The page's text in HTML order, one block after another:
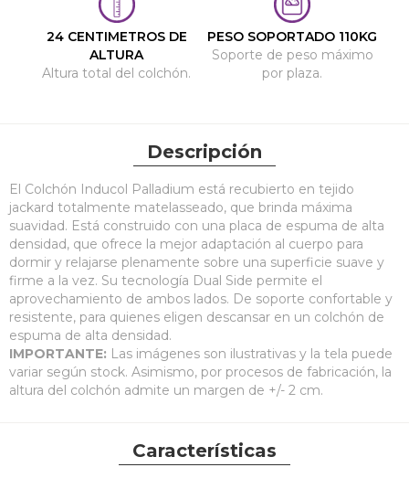
24 CENTIMETROS DE
ALTURA
Altura total del colchón.
PESO SOPORTADO 110KG
Soporte de peso máximo
por plaza.
Descripción
El Colchón Inducol Palladium está recubierto en tejido
jackard totalmente matelasseado, que brinda máxima
suavidad. Está construido con una placa de espuma de alta
densidad, que ofrece la mejor adaptación al cuerpo para
dormir y relajarse plenamente sobre una superficie suave y
firme a la vez. Su tecnología Dual Side permite el
aprovechamiento de ambos lados. De soporte confortable y
resistente, para quienes eligen descansar en un colchón de
espuma de alta densidad.
IMPORTANTE: Las imágenes son ilustrativas y la tela puede
variar según stock. Asimismo, por procesos de fabricación, la
altura del colchón admite un margen de +/- 2 cm.
Características